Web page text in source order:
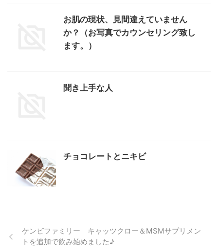
お肌の現状、見間違えていません
か？（お写真でカウンセリング致し
ます。）
聞き上手な人
チョコレートとニキビ
ケンビファミリー キャッツクロー＆MSMサプリメン
トを追加で飲み始めました♪